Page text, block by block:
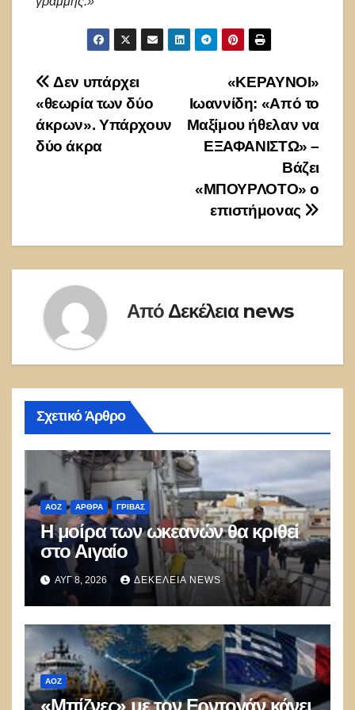
Πλοήγηση
άρθρων
«ΚΕΡΑΥΝΟΙ»
Ιωαννίδη: «Από το
Μαξίμου ήθελαν να
ΕΞΑΦΑΝΙΣΤΩ» –
Βάζει
«ΜΠΟΥΡΛΟΤΟ» ο
επιστήμονας
Δεν υπάρχει
«θεωρία των δύο
άκρων». Υπάρχουν
δύο άκρα
Από Δεκέλεια news
Σχετικό Άρθρο
ΑΟΖ ΑΡΘΡΑ ΓΡΊΒΑΣ
Η μοίρα των ωκεανών θα κριθεί
στο Αιγαίο
ΑΥΓ 8, 2026 ΔΕΚΈΛΕΙΑ NEWS
ΑΟΖ